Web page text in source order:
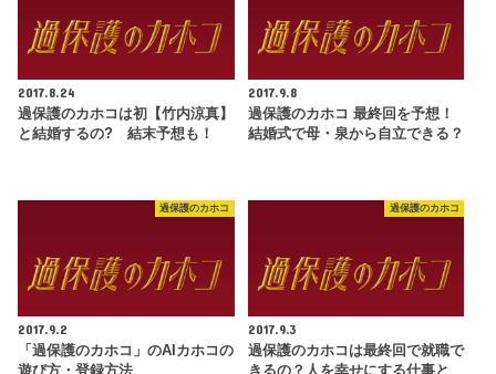
2017.8.24
過保護のカホコは初【竹内涼真】
と結婚するの? 結末予想も！
2017.9.8
過保護のカホコ 最終回を予想！
結婚式で母・泉から自立できる？
過保護のカホコ
2017.9.2
「過保護のカホコ」のAIカホコの
遊び方・登録方法
過保護のカホコ
2017.9.3
過保護のカホコは最終回で就職で
きるの？人を幸せにする仕事と